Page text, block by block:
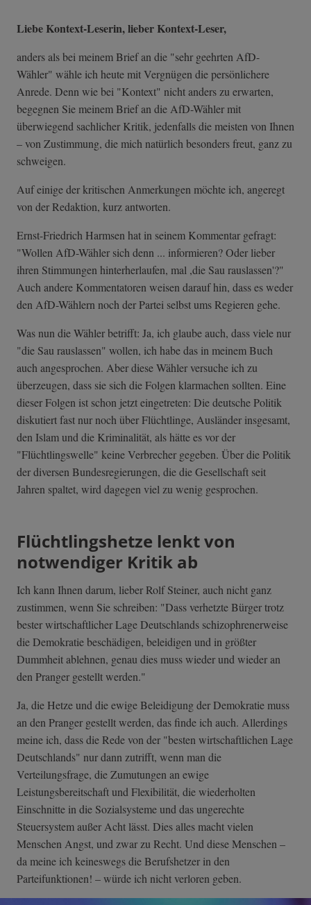
Liebe Kontext-Leserin, lieber Kontext-Leser,
anders als bei meinem Brief an die "sehr geehrten AfD-
Wähler" wähle ich heute mit Vergnügen die persönlichere
Anrede. Denn wie bei "Kontext" nicht anders zu erwarten,
begegnen Sie meinem Brief an die AfD-Wähler mit
überwiegend sachlicher Kritik, jedenfalls die meisten von Ihnen
– von Zustimmung, die mich natürlich besonders freut, ganz zu
schweigen.
Auf einige der kritischen Anmerkungen möchte ich, angeregt
von der Redaktion, kurz antworten.
Ernst-Friedrich Harmsen hat in seinem Kommentar gefragt:
"Wollen AfD-Wähler sich denn ... informieren? Oder lieber
ihren Stimmungen hinterherlaufen, mal ,die Sau rauslassen'?"
Auch andere Kommentatoren weisen darauf hin, dass es weder
den AfD-Wählern noch der Partei selbst ums Regieren gehe.
Was nun die Wähler betrifft: Ja, ich glaube auch, dass viele nur
"die Sau rauslassen" wollen, ich habe das in meinem Buch
auch angesprochen. Aber diese Wähler versuche ich zu
überzeugen, dass sie sich die Folgen klarmachen sollten. Eine
dieser Folgen ist schon jetzt eingetreten: Die deutsche Politik
diskutiert fast nur noch über Flüchtlinge, Ausländer insgesamt,
den Islam und die Kriminalität, als hätte es vor der
"Flüchtlingswelle" keine Verbrecher gegeben. Über die Politik
der diversen Bundesregierungen, die die Gesellschaft seit
Jahren spaltet, wird dagegen viel zu wenig gesprochen.
Flüchtlingshetze lenkt von
notwendiger Kritik ab
Ich kann Ihnen darum, lieber Rolf Steiner, auch nicht ganz
zustimmen, wenn Sie schreiben: "Dass verhetzte Bürger trotz
bester wirtschaftlicher Lage Deutschlands schizophrenerweise
die Demokratie beschädigen, beleidigen und in größter
Dummheit ablehnen, genau dies muss wieder und wieder an
den Pranger gestellt werden."
Ja, die Hetze und die ewige Beleidigung der Demokratie muss
an den Pranger gestellt werden, das finde ich auch. Allerdings
meine ich, dass die Rede von der "besten wirtschaftlichen Lage
Deutschlands" nur dann zutrifft, wenn man die
Verteilungsfrage, die Zumutungen an ewige
Leistungsbereitschaft und Flexibilität, die wiederholten
Einschnitte in die Sozialsysteme und das ungerechte
Steuersystem außer Acht lässt. Dies alles macht vielen
Menschen Angst, und zwar zu Recht. Und diese Menschen –
da meine ich keineswegs die Berufshetzer in den
Parteifunktionen! – würde ich nicht verloren geben.